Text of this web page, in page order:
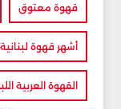
قهوة معتوق
أشهر قهوة لبنانية
القهوة العربية